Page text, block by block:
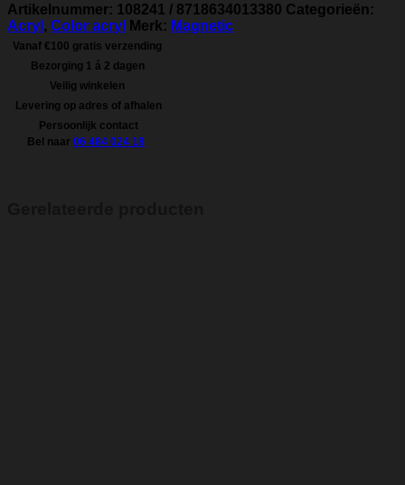
Artikelnummer: 108241 / 8718634013380 Categorieën:
Acryl , Color acryl Merk: Magnetic
Vanaf €100 gratis verzending
Bezorging 1 á 2 dagen
Veilig winkelen
Levering op adres of afhalen
Persoonlijk contact
Bel naar 06 484 024 18